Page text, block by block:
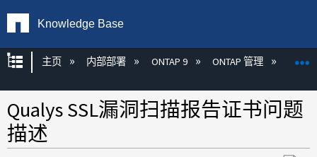
Knowledge Base
扩展/隐缩全局层次
主页 内部部署 ONTAP 9 ONTAP 管理 加密
Qualys SSL漏洞扫描报告证书问题
描述